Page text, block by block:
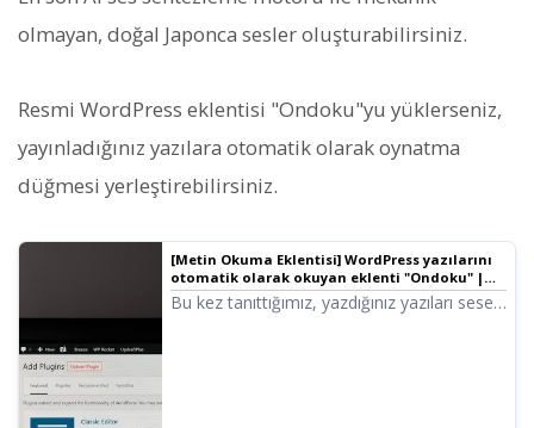
olmayan, doğal Japonca sesler oluşturabilirsiniz.
Resmi WordPress eklentisi "Ondoku"yu yüklerseniz,
yayınladığınız yazılara otomatik olarak oynatma
düğmesi yerleştirebilirsiniz.
[Metin Okuma Eklentisi] WordPress yazılarını
otomatik olarak okuyan eklenti "Ondoku" |
Metin Okuma Yazılımı Ondoku
Bu kez tanıttığımız, yazdığınız yazıları sese